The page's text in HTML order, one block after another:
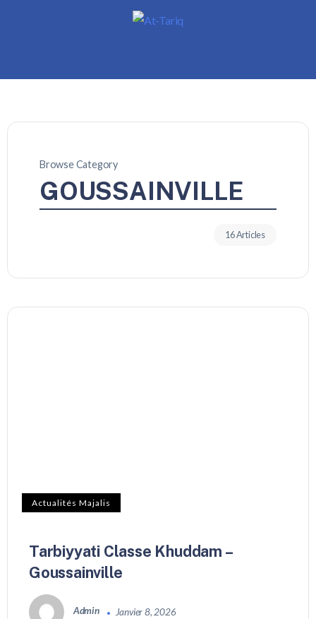
Browse Category
GOUSSAINVILLE
16 Articles
Actualités Majalis
Tarbiyyati Classe Khuddam –
Goussainville
Admin Janvier 8, 2026